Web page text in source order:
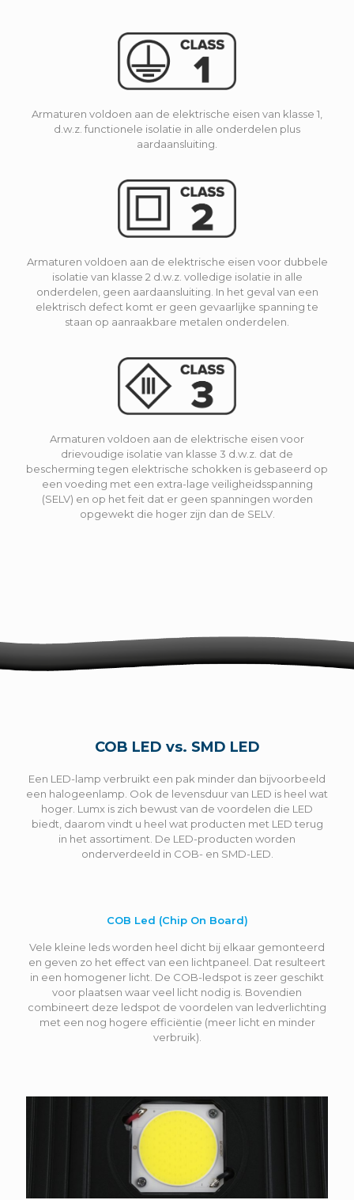
Armaturen voldoen aan de elektrische eisen van klasse 1,
d.w.z. functionele isolatie in alle onderdelen plus
aardaansluiting.
Armaturen voldoen aan de elektrische eisen voor dubbele
isolatie van klasse 2 d.w.z. volledige isolatie in alle
onderdelen, geen aardaansluiting. In het geval van een
elektrisch defect komt er geen gevaarlijke spanning te
staan op aanraakbare metalen onderdelen.
Armaturen voldoen aan de elektrische eisen voor
drievoudige isolatie van klasse 3 d.w.z. dat de
bescherming tegen elektrische schokken is gebaseerd op
een voeding met een extra-lage veiligheidsspanning
(SELV) en op het feit dat er geen spanningen worden
opgewekt die hoger zijn dan de SELV.
COB LED vs. SMD LED
Een LED-lamp verbruikt een pak minder dan bijvoorbeeld
een halogeenlamp. Ook de levensduur van LED is heel wat
hoger. Lumx is zich bewust van de voordelen die LED
biedt, daarom vindt u heel wat producten met LED terug
in het assortiment. De LED-producten worden
onderverdeeld in COB- en SMD-LED.
COB Led (Chip On Board)
Vele kleine leds worden heel dicht bij elkaar gemonteerd
en geven zo het effect van een lichtpaneel. Dat resulteert
in een homogener licht. De COB-ledspot is zeer geschikt
voor plaatsen waar veel licht nodig is. Bovendien
combineert deze ledspot de voordelen van ledverlichting
met een nog hogere efficiëntie (meer licht en minder
verbruik).